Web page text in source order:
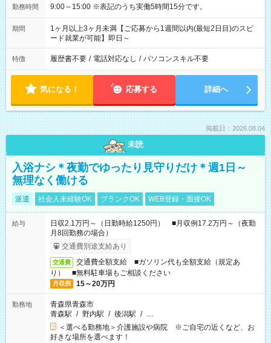
勤務時間 9:00～15:00 ※表記のうち実働5時間15分です。
期間
1ヶ月以上3ヶ月未満【ご応募から1週間以内(最短2日目)のスピ
ード就業が可能】即日～
特徴 履歴書不要 / 電話対応なし / パソコンスキル不要
気になる！ 応募する 詳細へ
掲載日：2026.08.04
未読
入浴ナシ＊夜勤でゆったり見守りだけ＊週1日～
無理なく働ける
派遣 社会人未経験OK ブランクOK WEB登録・面接OK
給与
日収2.1万円～（日勤時給1250円） ■月収例17.2万円～（夜勤
月8回勤務の場合）
交通費別途支給あり
交通費
交通費全額支給 ■ガソリン代も全額支給（規定あ
り） ■無料駐車場もご相談ください
月収例 15～20万円
勤務地
青森県青森市
青森駅 / 野内駅 / 後潟駅 / …
＜選べる勤務地＞介護施設や病院 ※ご自宅の近くなど、お
好きな場所を選べます！